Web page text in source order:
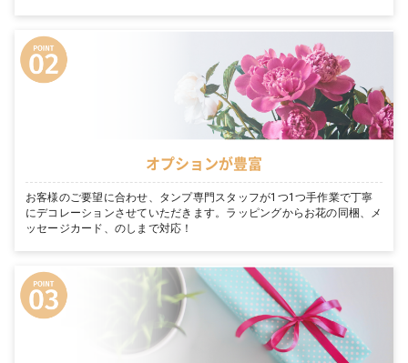
オプションが豊富
お客様のご要望に合わせ、タンプ専門スタッフが1つ1つ手作業で丁寧
にデコレーションさせていただきます。ラッピングからお花の同梱、メ
ッセージカード、のしまで対応！